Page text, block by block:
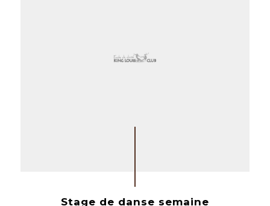
Stage de danse semaine